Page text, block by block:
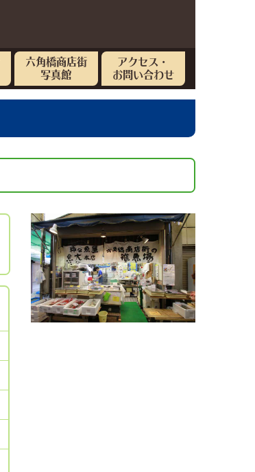
六角橋商店街
写真館
アクセス・
お問い合わせ